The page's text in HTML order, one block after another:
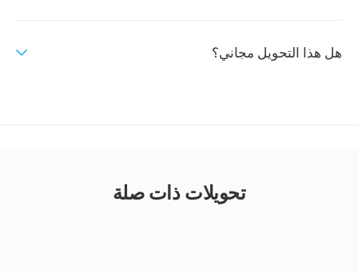
هل هذا التحويل مجاني؟
تحويلات ذات صلة